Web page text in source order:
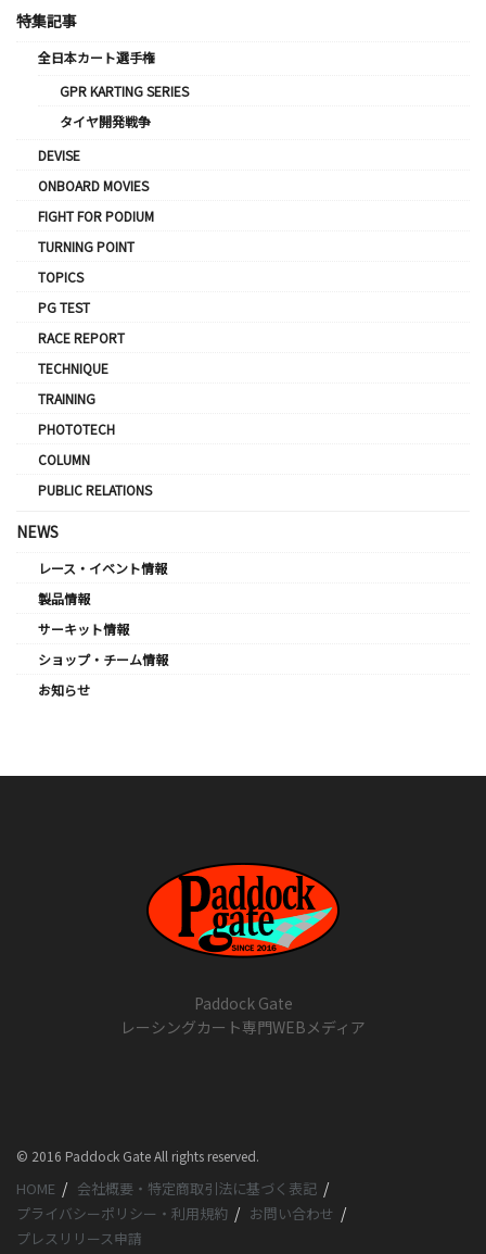
特集記事
全日本カート選手権
GPR KARTING SERIES
タイヤ開発戦争
DEVISE
ONBOARD MOVIES
FIGHT FOR PODIUM
TURNING POINT
TOPICS
PG TEST
RACE REPORT
TECHNIQUE
TRAINING
PHOTOTECH
COLUMN
PUBLIC RELATIONS
NEWS
レース・イベント情報
製品情報
サーキット情報
ショップ・チーム情報
お知らせ
Paddock Gate
レーシングカート専門WEBメディア
© 2016 Paddock Gate All rights reserved.
HOME
会社概要・特定商取引法に基づく表記
プライバシーポリシー・利用規約
お問い合わせ
プレスリリース申請